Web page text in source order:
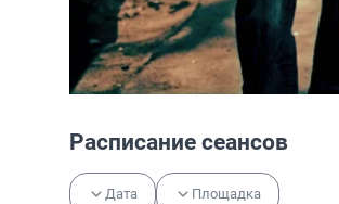
Расписание сеансов
Дата Площадка